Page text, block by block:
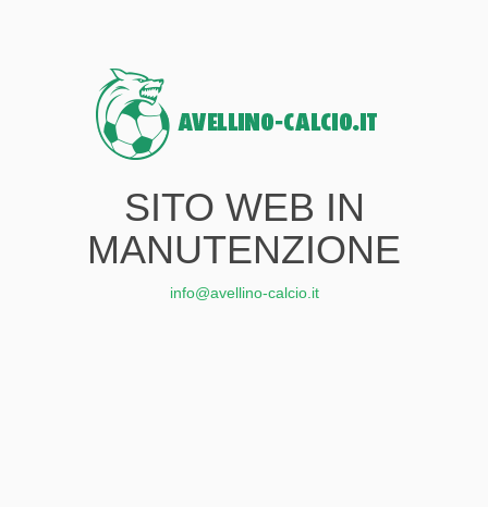
SITO WEB IN
MANUTENZIONE
info@avellino-calcio.it